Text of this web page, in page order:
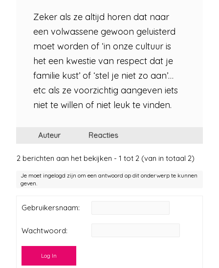
Zeker als ze altijd horen dat naar
een volwassene gewoon geluisterd
moet worden of ‘in onze cultuur is
het een kwestie van respect dat je
familie kust’ of ‘stel je niet zo aan’…
etc als ze voorzichtig aangeven iets
niet te willen of niet leuk te vinden.
Auteur Reacties
2 berichten aan het bekijken - 1 tot 2 (van in totaal 2)
Je moet ingelogd zijn om een antwoord op dit onderwerp te kunnen
geven.
Gebruikersnaam:
Wachtwoord:
Log In